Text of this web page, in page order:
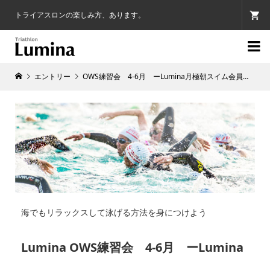
トライアスロンの楽しみ方、あります。

エントリー OWS練習会 4-6月 ーLumina月極朝スイム会員さま・NAS×Lumina会員さま専用ー
海でもリラックスして泳げる方法を身につけよう
Lumina OWS練習会 4-6月 ーLumina